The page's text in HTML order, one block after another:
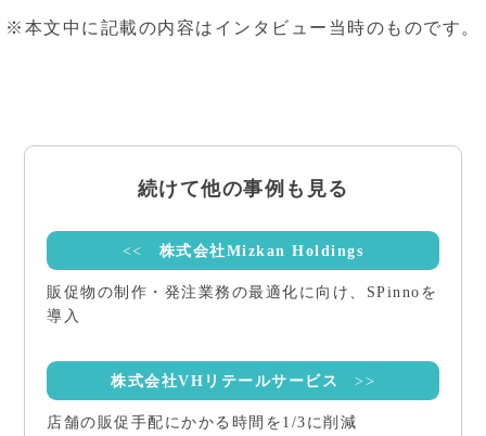
※本文中に記載の内容はインタビュー当時のものです。
続けて他の事例も見る
<< 株式会社Mizkan Holdings
販促物の制作・発注業務の最適化に向け、SPinnoを
導入
株式会社VHリテールサービス >>
店舗の販促⼿配にかかる時間を1/3に削減